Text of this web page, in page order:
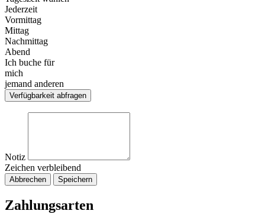
Jederzeit
Vormittag
Mittag
Nachmittag
Abend
Ich buche für
mich
jemand anderen
Verfügbarkeit abfragen
Notiz
Zeichen verbleibend
Abbrechen Speichern
Zahlungsarten